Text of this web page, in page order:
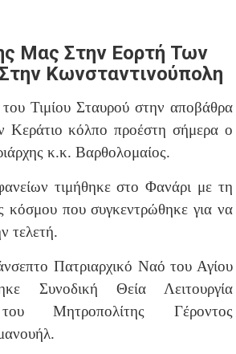
Μας Στην Εορτή Των
Κωνσταντινούπολη
Τιμίου Σταυρού στην αποβάθρα
Κεράτιο κόλπο προέστη σήμερα ο
κ.κ. Βαρθολομαίος.
τιμήθηκε στο Φανάρι με τη
κόσμου που συγκεντρώθηκε για να
τελετή.
Πατριαρχικό Ναό του Αγίου
Συνοδική Θεία Λειτουργία
του Μητροπολίτης Γέροντος